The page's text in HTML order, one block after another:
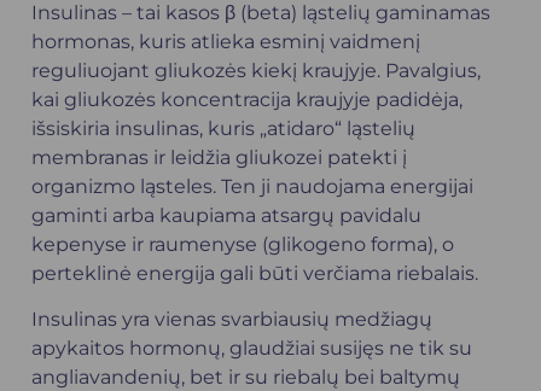
Insulinas – tai kasos β (beta) ląstelių gaminamas
hormonas, kuris atlieka esminį vaidmenį
reguliuojant gliukozės kiekį kraujyje. Pavalgius,
kai gliukozės koncentracija kraujyje padidėja,
išsiskiria insulinas, kuris „atidaro“ ląstelių
membranas ir leidžia gliukozei patekti į
organizmo ląsteles. Ten ji naudojama energijai
gaminti arba kaupiama atsargų pavidalu
kepenyse ir raumenyse (glikogeno forma), o
perteklinė energija gali būti verčiama riebalais.
Insulinas yra vienas svarbiausių medžiagų
apykaitos hormonų, glaudžiai susijęs ne tik su
angliavandenių, bet ir su riebalų bei baltymų